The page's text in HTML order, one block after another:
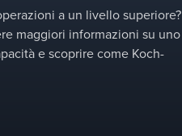
a un livello superiore?
maggiori informazioni su uno
e scoprire come Koch-